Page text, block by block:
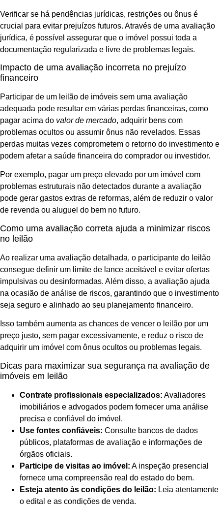
Verificar se há pendências jurídicas, restrições ou ônus é
crucial para evitar prejuízos futuros. Através de uma avaliação
jurídica, é possível assegurar que o imóvel possui toda a
documentação regularizada e livre de problemas legais.
Impacto de uma avaliação incorreta no prejuízo
financeiro
Participar de um leilão de imóveis sem uma avaliação
adequada pode resultar em várias perdas financeiras, como
pagar acima do valor de mercado, adquirir bens com
problemas ocultos ou assumir ônus não revelados. Essas
perdas muitas vezes comprometem o retorno do investimento e
podem afetar a saúde financeira do comprador ou investidor.
Por exemplo, pagar um preço elevado por um imóvel com
problemas estruturais não detectados durante a avaliação
pode gerar gastos extras de reformas, além de reduzir o valor
de revenda ou aluguel do bem no futuro.
Como uma avaliação correta ajuda a minimizar riscos
no leilão
Ao realizar uma avaliação detalhada, o participante do leilão
consegue definir um limite de lance aceitável e evitar ofertas
impulsivas ou desinformadas. Além disso, a avaliação ajuda
na ocasião de análise de riscos, garantindo que o investimento
seja seguro e alinhado ao seu planejamento financeiro.
Isso também aumenta as chances de vencer o leilão por um
preço justo, sem pagar excessivamente, e reduz o risco de
adquirir um imóvel com ônus ocultos ou problemas legais.
Dicas para maximizar sua segurança na avaliação de
imóveis em leilão
Contrate profissionais especializados: Avaliadores
imobiliários e advogados podem fornecer uma análise
precisa e confiável do imóvel.
Use fontes confiáveis: Consulte bancos de dados
públicos, plataformas de avaliação e informações de
órgãos oficiais.
Participe de visitas ao imóvel: A inspeção presencial
fornece uma compreensão real do estado do bem.
Esteja atento às condições do leilão: Leia atentamente
o edital e as condições de venda.